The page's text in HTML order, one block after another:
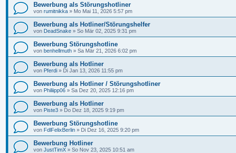
Bewerbung als Störungshotliner
von rumitnikka » Mo Mai 11, 2026 5:57 pm
Bewerbung als Hotliner/Störungshelfer
von DeadSnake » So Mär 02, 2025 9:31 pm
Bewerbung Störungshotline
von benhellmuth » Sa Mär 21, 2026 6:02 pm
Bewerbung als Hotliner
von Pferdi » Di Jan 13, 2026 11:55 pm
Bewerbung als Hotliner / Störungshotliner
von Philiipp06 » Sa Dez 20, 2025 12:16 pm
Bewerbung als Hotliner
von Piste3 » Do Dez 18, 2025 9:19 pm
Bewerbung Störungshotline
von FdlFelixBerlin » Di Dez 16, 2025 9:20 pm
Bewerbung Hotliner
von JustTimX » So Nov 23, 2025 10:51 am